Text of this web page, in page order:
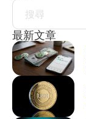
Search
最新文章